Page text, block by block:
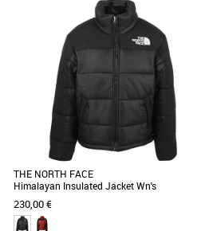
Protégeant alpinistes et aventuriers mais
offrant également sa chaleur aux explorateurs
urbains, la [...]
THE NORTH FACE
Himalayan Insulated Jacket Wn's
230,00 €